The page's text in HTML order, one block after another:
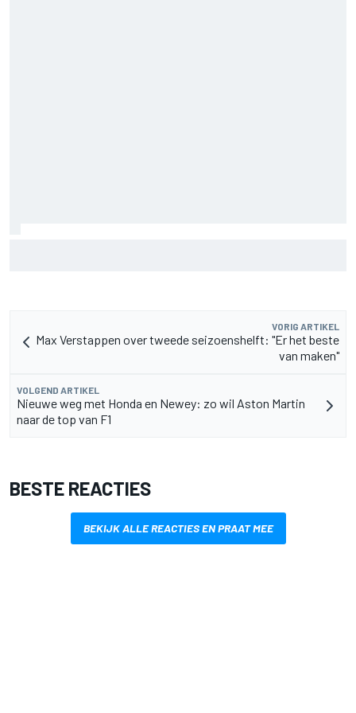
VORIG ARTIKEL
Max Verstappen over tweede seizoenshelft: "Er het beste
van maken"
VOLGEND ARTIKEL
Nieuwe weg met Honda en Newey: zo wil Aston Martin
naar de top van F1
BESTE REACTIES
BEKIJK ALLE REACTIES EN PRAAT MEE